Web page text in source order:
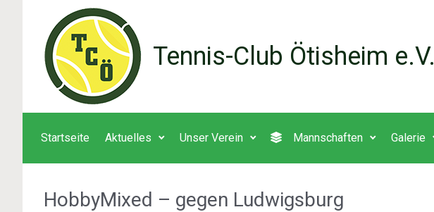
Zum Hauptinhalt springen
Tennis-Club Ötisheim e.V.
Startseite Aktuelles Unser Verein Mannschaften Galerie
HobbyMixed – gegen Ludwigsburg